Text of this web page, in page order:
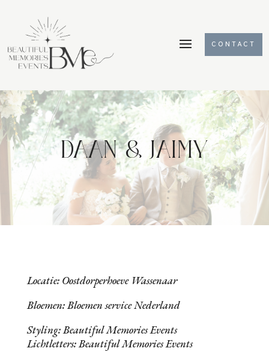
CONTACT
DAAN & JAIMY
Locatie: Oostdorperhoeve Wassenaar
Bloemen: Bloemen service Nederland
Styling: Beautiful Memories Events
Lichtletters: Beautiful Memories Events